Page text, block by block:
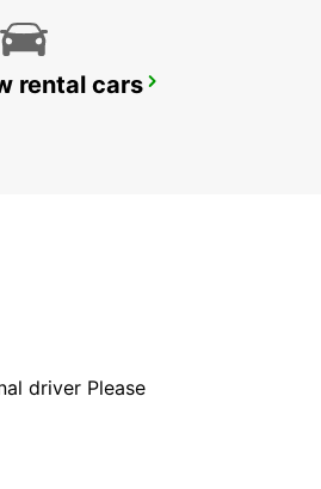
rental cars
driver Please